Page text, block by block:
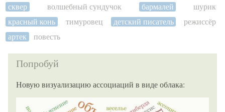
сквер
волшебный сундучок бармалей
шурик
красный конь
тимуровец детский писатель
режиссёр
артек
повесть
Попробуй
Новую визуализацию ассоциаций в виде облака: